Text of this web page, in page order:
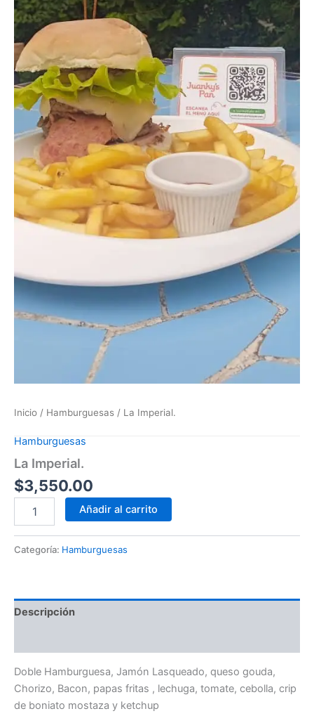
Inicio / Hamburguesas / La Imperial.
Hamburguesas
La Imperial.
$3,550.00
Añadir al carrito
Categoría: Hamburguesas
Descripción
Doble Hamburguesa, Jamón Lasqueado, queso gouda,
Chorizo, Bacon, papas fritas , lechuga, tomate, cebolla, crip
de boniato mostaza y ketchup